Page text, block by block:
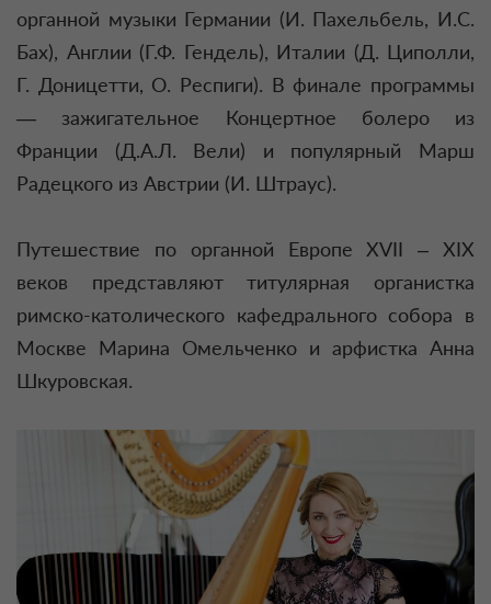
органной музыки Германии (И. Пахельбель, И.С.
Бах), Англии (Г.Ф. Гендель), Италии (Д. Циполли,
Г. Доницетти, О. Респиги). В финале программы
— зажигательное Концертное болеро из
Франции (Д.А.Л. Вели) и популярный Марш
Радецкого из Австрии (И. Штраус).
Путешествие по органной Европе XVII – XIX
веков представляют титулярная органистка
римско-католического кафедрального собора в
Москве Марина Омельченко и арфистка Анна
Шкуровская.